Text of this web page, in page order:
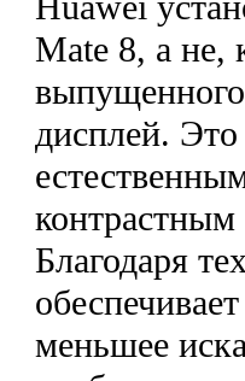
Mate 8, а не,
дисплей.
Благодаря
меньшее